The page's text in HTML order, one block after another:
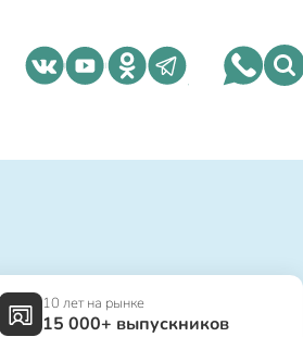
10 лет на рынке
15 000+ выпускников